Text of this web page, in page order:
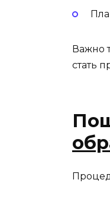
Важно
стать